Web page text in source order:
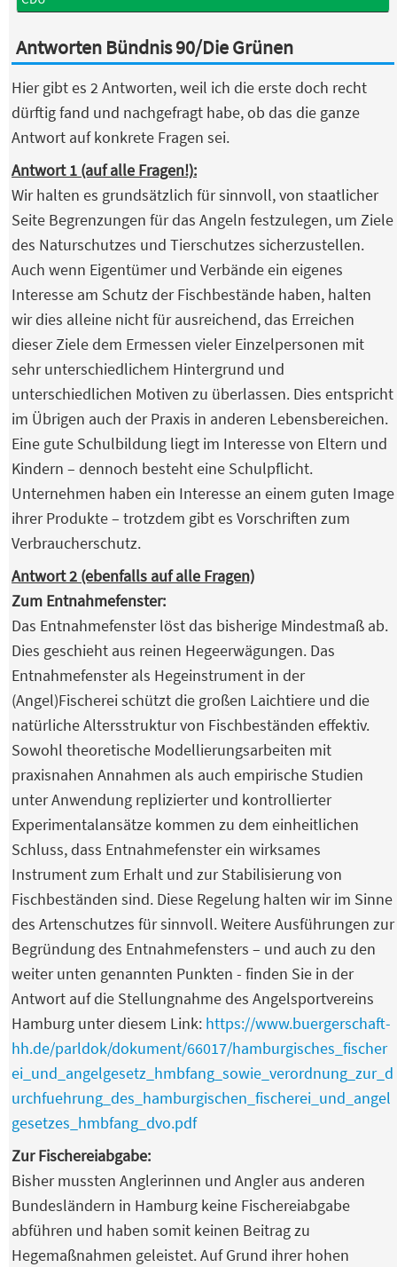
Antworten Bündnis 90/Die Grünen
Hier gibt es 2 Antworten, weil ich die erste doch recht
dürftig fand und nachgefragt habe, ob das die ganze
Antwort auf konkrete Fragen sei.
Antwort 1 (auf alle Fragen!):
Wir halten es grundsätzlich für sinnvoll, von staatlicher
Seite Begrenzungen für das Angeln festzulegen, um Ziele
des Naturschutzes und Tierschutzes sicherzustellen.
Auch wenn Eigentümer und Verbände ein eigenes
Interesse am Schutz der Fischbestände haben, halten
wir dies alleine nicht für ausreichend, das Erreichen
dieser Ziele dem Ermessen vieler Einzelpersonen mit
sehr unterschiedlichem Hintergrund und
unterschiedlichen Motiven zu überlassen. Dies entspricht
im Übrigen auch der Praxis in anderen Lebensbereichen.
Eine gute Schulbildung liegt im Interesse von Eltern und
Kindern – dennoch besteht eine Schulpflicht.
Unternehmen haben ein Interesse an einem guten Image
ihrer Produkte – trotzdem gibt es Vorschriften zum
Verbraucherschutz.
Antwort 2 (ebenfalls auf alle Fragen)
Zum Entnahmefenster:
Das Entnahmefenster löst das bisherige Mindestmaß ab.
Dies geschieht aus reinen Hegeerwägungen. Das
Entnahmefenster als Hegeinstrument in der
(Angel)Fischerei schützt die großen Laichtiere und die
natürliche Altersstruktur von Fischbeständen effektiv.
Sowohl theoretische Modellierungsarbeiten mit
praxisnahen Annahmen als auch empirische Studien
unter Anwendung replizierter und kontrollierter
Experimentalansätze kommen zu dem einheitlichen
Schluss, dass Entnahmefenster ein wirksames
Instrument zum Erhalt und zur Stabilisierung von
Fischbeständen sind. Diese Regelung halten wir im Sinne
des Artenschutzes für sinnvoll. Weitere Ausführungen zur
Begründung des Entnahmefensters – und auch zu den
weiter unten genannten Punkten - finden Sie in der
Antwort auf die Stellungnahme des Angelsportvereins
Hamburg unter diesem Link: https://www.buergerschaft-
hh.de/parldok/dokument/66017/hamburgisches_fischer
ei_und_angelgesetz_hmbfang_sowie_verordnung_zur_d
urchfuehrung_des_hamburgischen_fischerei_und_angel
gesetzes_hmbfang_dvo.pdf
Zur Fischereiabgabe:
Bisher mussten Anglerinnen und Angler aus anderen
Bundesländern in Hamburg keine Fischereiabgabe
abführen und haben somit keinen Beitrag zu
Hegemaßnahmen geleistet. Auf Grund ihrer hohen